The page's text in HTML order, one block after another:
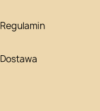
Regulamin
Dostawa